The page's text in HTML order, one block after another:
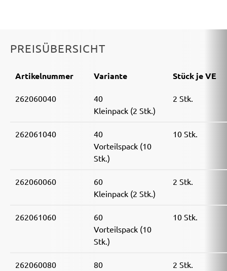
PREISÜBERSICHT
Artikelnummer Variante Stück je VE
262060040
40
Kleinpack (2 Stk.)
2 Stk.
262061040
40
Vorteilspack (10
Stk.)
10 Stk.
262060060
60
Kleinpack (2 Stk.)
2 Stk.
262061060
60
Vorteilspack (10
Stk.)
10 Stk.
262060080
80
2 Stk.